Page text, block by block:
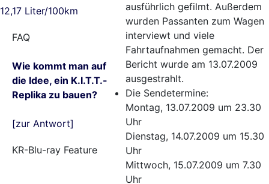
12,17 Liter/100km
FAQ
Wie kommt man auf
die Idee, ein K.I.T.T.-
Replika zu bauen?
[zur Antwort]
KR-Blu-ray Feature
ausführlich gefilmt. Außerdem
wurden Passanten zum Wagen
interviewt und viele
Fahrtaufnahmen gemacht. Der
Bericht wurde am 13.07.2009
ausgestrahlt.
Die Sendetermine:
Montag, 13.07.2009 um 23.30
Uhr
Dienstag, 14.07.2009 um 15.30
Uhr
Mittwoch, 15.07.2009 um 7.30
Uhr